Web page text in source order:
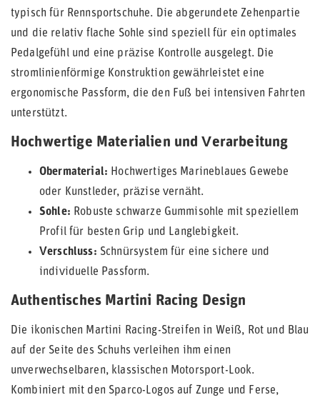
typisch für Rennsportschuhe. Die abgerundete Zehenpartie
und die relativ flache Sohle sind speziell für ein optimales
Pedalgefühl und eine präzise Kontrolle ausgelegt. Die
stromlinienförmige Konstruktion gewährleistet eine
ergonomische Passform, die den Fuß bei intensiven Fahrten
unterstützt.
Hochwertige Materialien und Verarbeitung
Obermaterial: Hochwertiges Marineblaues Gewebe
oder Kunstleder, präzise vernäht.
Sohle: Robuste schwarze Gummisohle mit speziellem
Profil für besten Grip und Langlebigkeit.
Verschluss: Schnürsystem für eine sichere und
individuelle Passform.
Authentisches Martini Racing Design
Die ikonischen Martini Racing-Streifen in Weiß, Rot und Blau
auf der Seite des Schuhs verleihen ihm einen
unverwechselbaren, klassischen Motorsport-Look.
Kombiniert mit den Sparco-Logos auf Zunge und Ferse,